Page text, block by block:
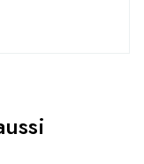
un avis